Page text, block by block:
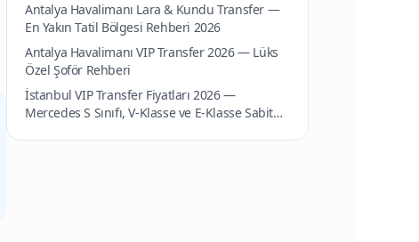
Antalya Havalimanı Lara & Kundu Transfer —
En Yakın Tatil Bölgesi Rehberi 2026
Antalya Havalimanı VIP Transfer 2026 — Lüks
Özel Şoför Rehberi
İstanbul VIP Transfer Fiyatları 2026 —
Mercedes S Sınıfı, V-Klasse ve E-Klasse Sabit